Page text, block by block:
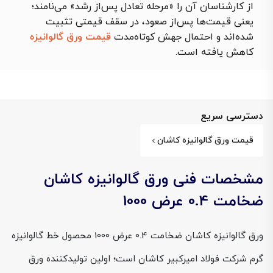
از کارشناسان آن را «مرحله تعادل پس‌از رشد» می‌نامند؛
یعنی قیمت‌ها پس‌از صعود، در سقف قیمتی تثبیت
شده‌اند و احتمال جهش کوتاه‌مدت قیمت ورق گالوانیزه
کاهش یافته است.
دسترسی سریع
قیمت ورق گالوانیزه کاشان
مشخصات فنی ورق گالوانیزه کاشان
ضخامت 0.4 عرض 1000
ورق گالوانیزه کاشان ضخامت 0.4 عرض 1000 محصول خط گالوانیزه
گرم شرکت فولاد امیرکبیر کاشان است؛ اولین تولیدکننده ورق